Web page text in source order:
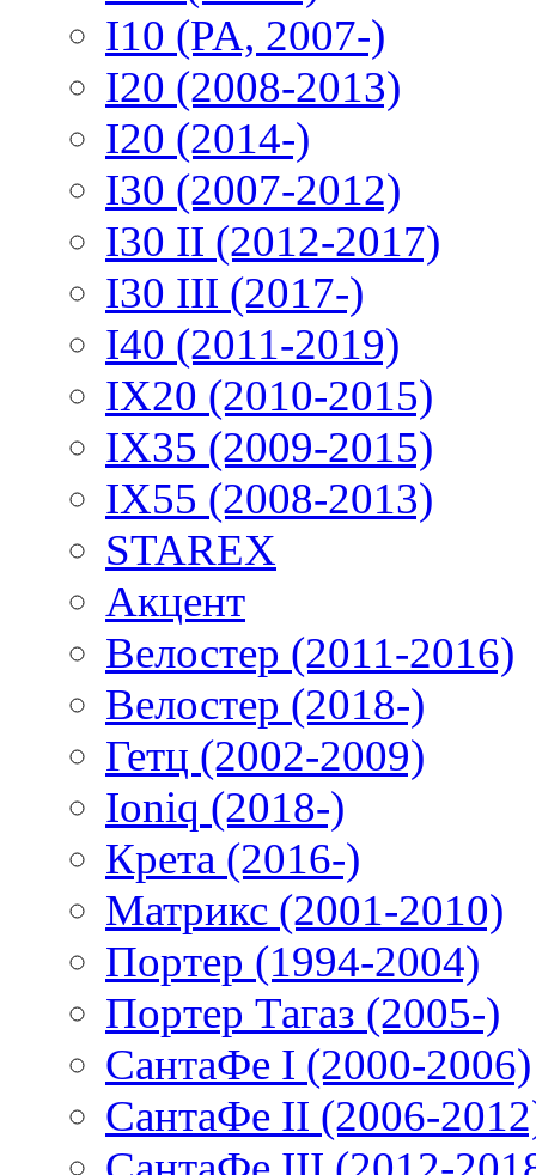
I10 (PA, 2007-)
I20 (2008-2013)
I20 (2014-)
I30 (2007-2012)
I30 II (2012-2017)
I30 III (2017-)
I40 (2011-2019)
IX20 (2010-2015)
IX35 (2009-2015)
IX55 (2008-2013)
STAREX
Акцент
Велостер (2011-2016)
Велостер (2018-)
Гетц (2002-2009)
Ioniq (2018-)
Крета (2016-)
Матрикс (2001-2010)
Портер (1994-2004)
Портер Тагаз (2005-)
СантаФе I (2000-2006)
СантаФе II (2006-